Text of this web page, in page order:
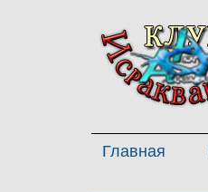
Главная